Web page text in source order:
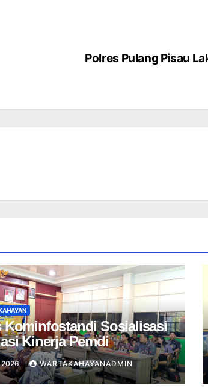
Polres Pulang Pisau
Kominfostandi Sosialisasi
Kinerja Pemdi
2026 WARTAKAHAYANADMIN